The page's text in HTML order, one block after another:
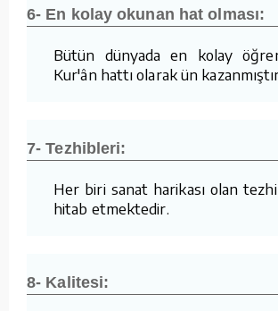
6- En kolay okunan hat olması:
Bütün dünyada en kolay
Kur'ân hattı olarak ün
7- Tezhibleri:
Her biri sanat harikası olan
hitab etmektedir.
8- Kalitesi: